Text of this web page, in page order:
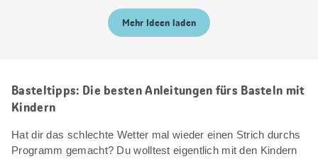
Mehr Ideen laden
Basteltipps: Die besten Anleitungen fürs Basteln mit
Kindern
Hat dir das schlechte Wetter mal wieder einen Strich durchs
Programm gemacht? Du wolltest eigentlich mit den Kindern